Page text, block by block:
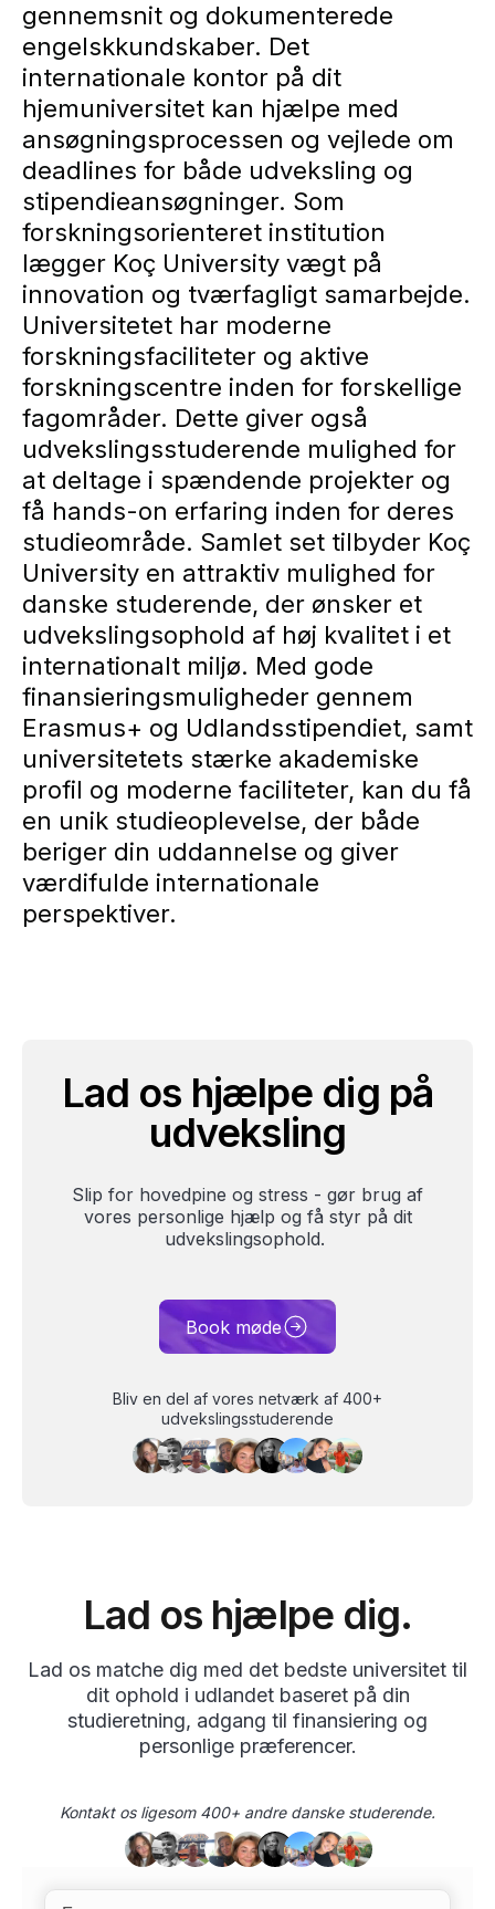
gennemsnit og dokumenterede
engelskkundskaber. Det
internationale kontor på dit
hjemuniversitet kan hjælpe med
ansøgningsprocessen og vejlede om
deadlines for både udveksling og
stipendieansøgninger. Som
forskningsorienteret institution
lægger Koç University vægt på
innovation og tværfagligt samarbejde.
Universitetet har moderne
forskningsfaciliteter og aktive
forskningscentre inden for forskellige
fagområder. Dette giver også
udvekslingsstuderende mulighed for
at deltage i spændende projekter og
få hands-on erfaring inden for deres
studieområde. Samlet set tilbyder Koç
University en attraktiv mulighed for
danske studerende, der ønsker et
udvekslingsophold af høj kvalitet i et
internationalt miljø. Med gode
finansieringsmuligheder gennem
Erasmus+ og Udlandsstipendiet, samt
universitetets stærke akademiske
profil og moderne faciliteter, kan du få
en unik studieoplevelse, der både
beriger din uddannelse og giver
værdifulde internationale
perspektiver.
Lad os hjælpe dig på
udveksling
Slip for hovedpine og stress - gør brug af
vores personlige hjælp og få styr på dit
udvekslingsophold.
Book møde
Bliv en del af vores netværk af 400+
udvekslingsstuderende
Lad os hjælpe dig.
Lad os matche dig med det bedste universitet til
dit ophold i udlandet baseret på din
studieretning, adgang til finansiering og
personlige præferencer.
Kontakt os ligesom 400+ andre danske studerende.